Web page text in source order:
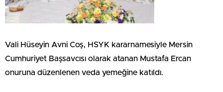
Vali Hüseyin Avni Coş, HSYK kararnamesiyle Mersin
Cumhuriyet Başsavcısı olarak atanan Mustafa Ercan
onuruna düzenlenen veda yemeğine katıldı.